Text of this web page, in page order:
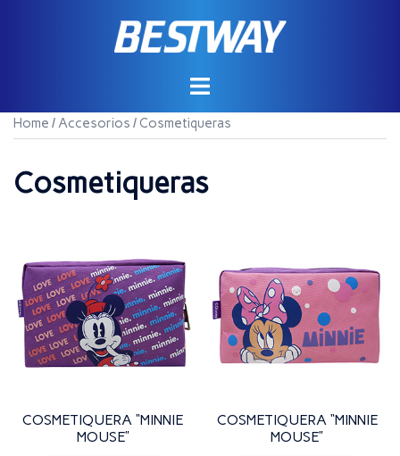
Home /Accesorios / Cosmetiqueras
Cosmetiqueras
COSMETIQUERA “MINNIE
MOUSE”
COSMETIQUERA “MINNIE
MOUSE”